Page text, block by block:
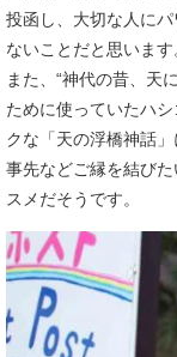
投函し、大切な人に
ないことだと思います
また、“神代の昔、天
ために使っていたハ
クな「天の浮橋神話
事先などご縁を結び
スメだそうです。​